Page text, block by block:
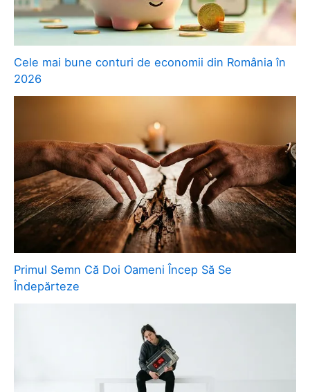
Cele mai bune conturi de economii din România în
2026
Primul Semn Că Doi Oameni Încep Să Se
Îndepărteze